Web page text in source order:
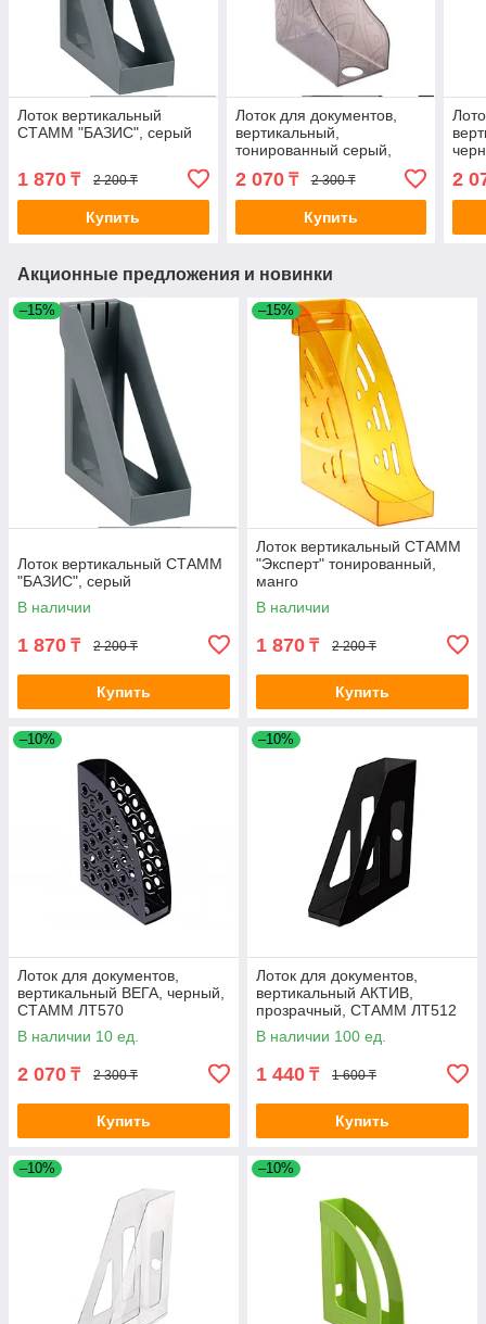
Лоток вертикальный
СТАММ "БАЗИС", серый
1 870 ₸ 2 200 ₸
Купить
Лоток для документов,
вертикальный,
тонированный серый,
СТАММ ЛТ371
2 070₸ 2 300 ₸
Купить
2
Акционные предложения и новинки
–15%
Лоток вертикальный СТАММ
"БАЗИС", серый
В наличии
1 870 ₸ 2 200 ₸
Купить
–15%
Лоток вертикальный СТАММ
"Эксперт" тонированный,
манго
В наличии
1 870 ₸ 2 200 ₸
Купить
–10%
Лоток для документов,
вертикальный ВЕГА, черный,
СТАММ ЛТ570
В наличии 10 ед.
2 070 ₸ 2 300 ₸
Купить
–10%
Лоток для документов,
вертикальный АКТИВ,
прозрачный, СТАММ ЛТ512
В наличии 100 ед.
1 440 ₸ 1 600 ₸
Купить
–10% –10%